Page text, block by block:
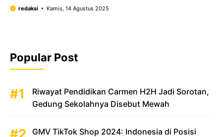
redaksi Kamis, 14 Agustus 2025
Popular Post
Riwayat Pendidikan Carmen H2H Jadi Sorotan,
Gedung Sekolahnya Disebut Mewah
GMV TikTok Shop 2024: Indonesia di Posisi